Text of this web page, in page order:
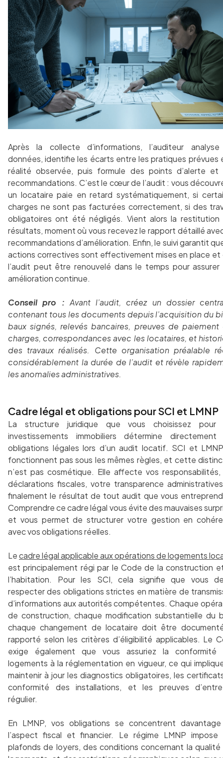
Après la collecte d’informations, l’auditeur
données, identifie les écarts entre les pratiques prévues
réalité observée, puis formule des points d’alerte et
recommandations. C’est le cœur de l’audit : vous
un locataire paie en retard systématiquement, si
charges ne sont pas facturées correctement, si des
obligatoires ont été négligés. Vient alors la restitution
résultats, moment où vous recevez le rapport détaillé
recommandations d’amélioration. Enfin, le suivi garantit
actions correctives sont effectivement mises en place et
l’audit peut être renouvelé dans le temps pour assurer
amélioration continue.
Conseil pro : Avant l’audit, créez un dossier
contenant tous les documents depuis l’acquisition du
baux signés, relevés bancaires, preuves de paiement
charges, correspondances avec les locataires, et
des travaux réalisés. Cette organisation préalable
considérablement la durée de l’audit et révèle
les anomalies administratives.
Cadre légal et obligations pour SCI et LMNP
La structure juridique que vous choisissez pour
investissements immobiliers détermine directement
obligations légales lors d’un audit locatif. SCI et
fonctionnent pas sous les mêmes règles, et cette
n’est pas cosmétique. Elle affecte vos responsabilités,
déclarations fiscales, votre transparence
finalement le résultat de tout audit que vous
Comprendre ce cadre légal vous évite des mauvaises
et vous permet de structurer votre gestion en
avec vos obligations réelles.
Lecadre légal applicable aux opérations de logements
est principalement régi par le Code de la construction
l’habitation. Pour les SCI, cela signifie que vous
respecter des obligations strictes en matière de
d’informations aux autorités compétentes. Chaque
de construction, chaque modification substantielle du
chaque changement de locataire doit être
rapporté selon les critères d’éligibilité applicables. Le
exige également que vous assuriez la conformité
logements à la réglementation en vigueur, ce qui
maintenir à jour les diagnostics obligatoires, les
conformité des installations, et les preuves
régulier.
En LMNP, vos obligations se concentrent
l’aspect fiscal et financier. Le régime LMNP impose
plafonds de loyers, des conditions concernant la qualité